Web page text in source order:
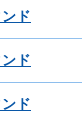
ド
ド
ド